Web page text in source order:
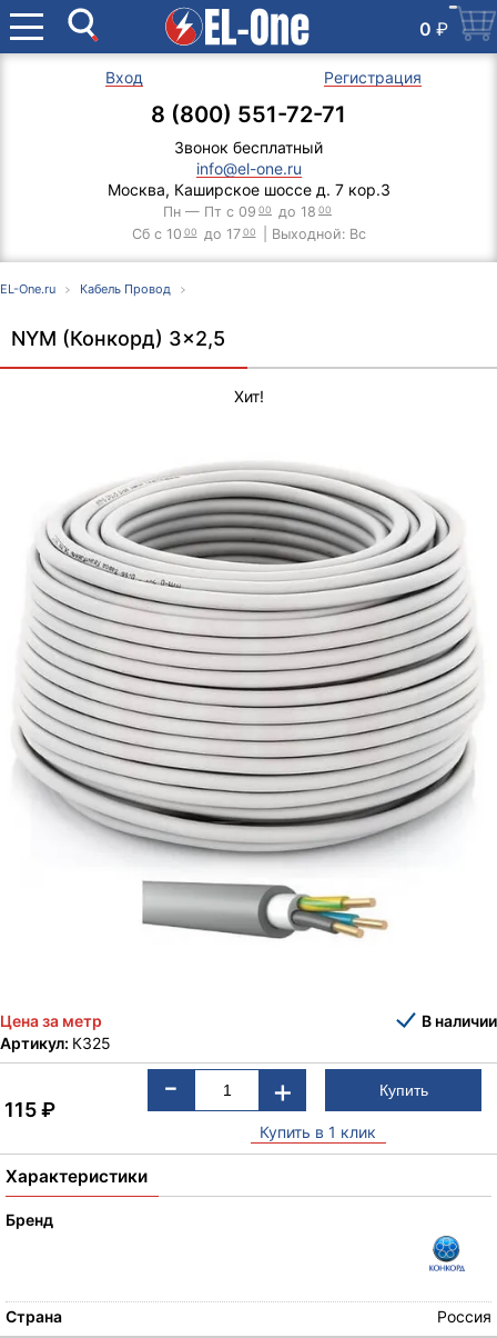
0 ₽
Вход Регистрация
8 (800) 551-72-71
Звонок бесплатный
info@el-one.ru
Москва, Каширское шоссе д. 7 кор.3
Пн — Пт с 09 00 до 18 00
Сб с 10 00 до 17 00 | Выходной: Вс
EL-One.ru Кабель Провод
NYM (Конкорд) 3x2,5
Хит!
Цена за метр
В наличии
Артикул: К325
115₽
- +
Купить в 1 клик
Характеристики
Бренд
Страна Россия